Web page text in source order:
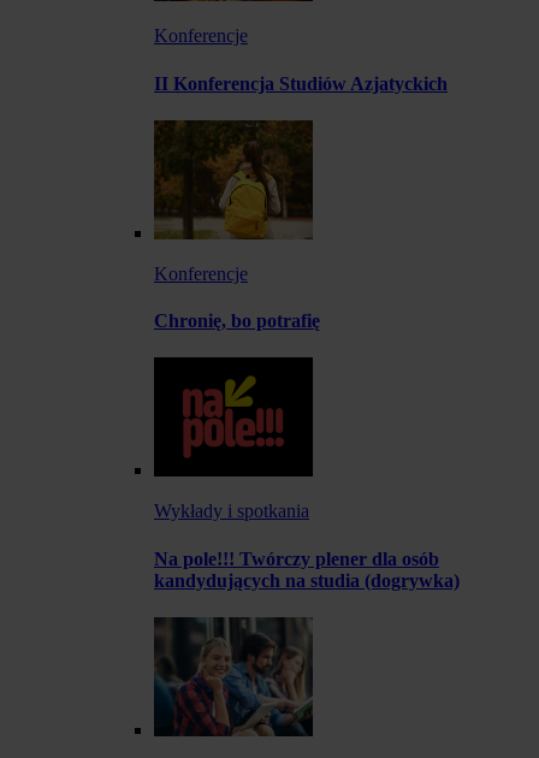
Konferencje
II Konferencja Studiów Azjatyckich
Konferencje
Chronię, bo potrafię
Wykłady i spotkania
Na pole!!! Twórczy plener dla osób
kandydujących na studia (dogrywka)